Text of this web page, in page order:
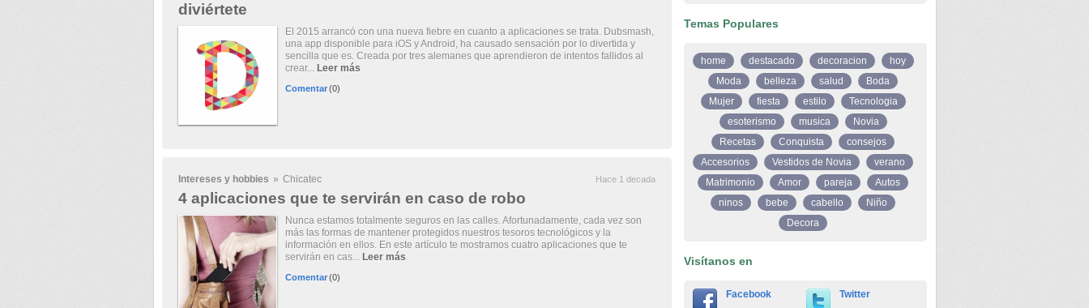
diviértete
El 2015 arrancó con una nueva fiebre en cuanto a aplicaciones se trata. Dubsmash,
una app disponible para iOS y Android, ha causado sensación por lo divertida y
sencilla que es. Creada por tres alemanes que aprendieron de intentos fallidos al
crear... Leer más
Comentar (0)
Intereses y hobbies » Chicatec Hace 1 decada
4 aplicaciones que te servirán en caso de robo
Nunca estamos totalmente seguros en las calles. Afortunadamente, cada vez son
más las formas de mantener protegidos nuestros tesoros tecnológicos y la
información en ellos. En este artículo te mostramos cuatro aplicaciones que te
servirán en cas... Leer más
Comentar (0)
Temas Populares
home destacado decoracion
hoy
Moda
belleza salud
Boda
Mujer
fiesta estilo
Tecnologia
esoterismo
musica
Novia
Recetas
Conquista
consejos
Accesorios
Vestidos de Novia
verano
Matrimonio
Amor pareja
Autos
ninos
bebe cabello
Niño
Decora
Visítanos en
Facebook Twitter